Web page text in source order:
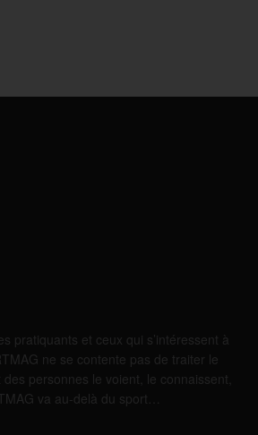
pratiquants et ceux qui s’intéressent à
ne se contente pas de traiter le
personnes le voient, le connaissent,
va au-delà du sport…